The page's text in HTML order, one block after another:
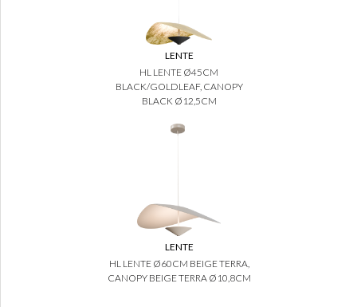
LENTE
HL LENTE Ø45CM
BLACK/GOLDLEAF, CANOPY
BLACK Ø12,5CM
LENTE
HL LENTE Ø60CM BEIGE TERRA,
CANOPY BEIGE TERRA Ø10,8CM